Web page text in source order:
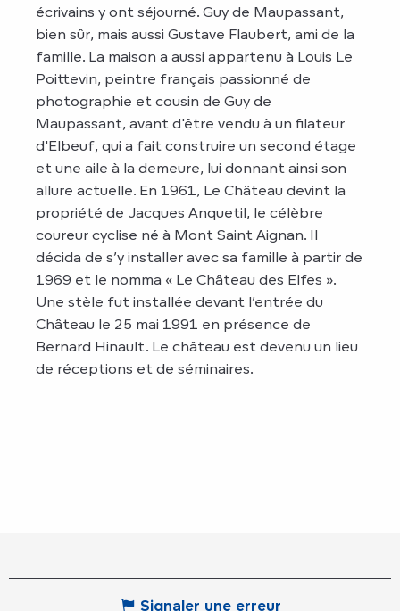
écrivains y ont séjourné. Guy de Maupassant,
bien sûr, mais aussi Gustave Flaubert, ami de la
famille. La maison a aussi appartenu à Louis Le
Poittevin, peintre français passionné de
photographie et cousin de Guy de
Maupassant, avant d'être vendu à un filateur
d'Elbeuf, qui a fait construire un second étage
et une aile à la demeure, lui donnant ainsi son
allure actuelle. En 1961, Le Château devint la
propriété de Jacques Anquetil, le célèbre
coureur cyclise né à Mont Saint Aignan. Il
décida de s’y installer avec sa famille à partir de
1969 et le nomma « Le Château des Elfes ».
Une stèle fut installée devant l’entrée du
Château le 25 mai 1991 en présence de
Bernard Hinault. Le château est devenu un lieu
de réceptions et de séminaires.
Signaler une erreur